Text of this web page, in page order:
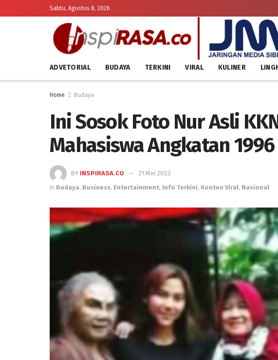
Sabtu, Agustus 8, 2026
ADVETORIAL BUDAYA TERKINI VIRAL KULINER
Home Budaya
Ini Sosok Foto Nur Asli
Mahasiswa Angkatan 1996
BY INSPIRASA.CO
21 Mei 2022
in Budaya, Business, Entertainment, Info Terkini, Konten Viral, Nasional